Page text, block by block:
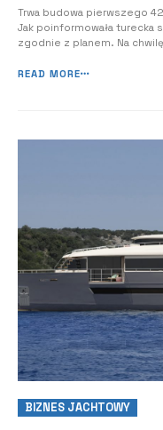
Trwa budowa pierwszego
Jak poinformowała
zgodnie z planem. Na
42M, w 2026 roku. Jacht
READ MORE
BIZNES JACHTOWY